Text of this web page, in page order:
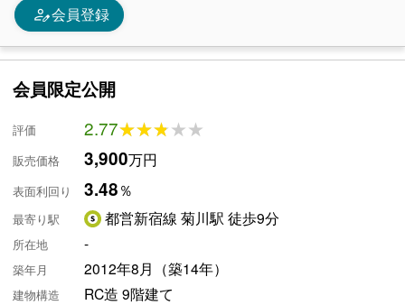
person_edit会員登録
会員限定公開
評価 2.77★★★★★
★★★★★
販売価格 3,900万円
表面利回り 3.48％
最寄り駅 都営新宿線 菊川駅 徒歩9分
所在地 -
築年月 2012年8月（築14年）
建物構造 RC造 9階建て